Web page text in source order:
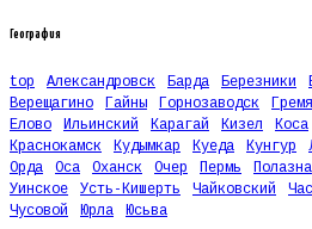
География
top Александровск Барда Березники
Верещагино
Гайны Горнозаводск
Елово
Ильинский Карагай Кизел Коса
Краснокамск
Кудымкар Куеда Кунгур
Орда
Оса Оханск Очер Пермь Полазна
Уинское
Усть-Кишерть Чайковский
Чусовой
Юрла Юсьва